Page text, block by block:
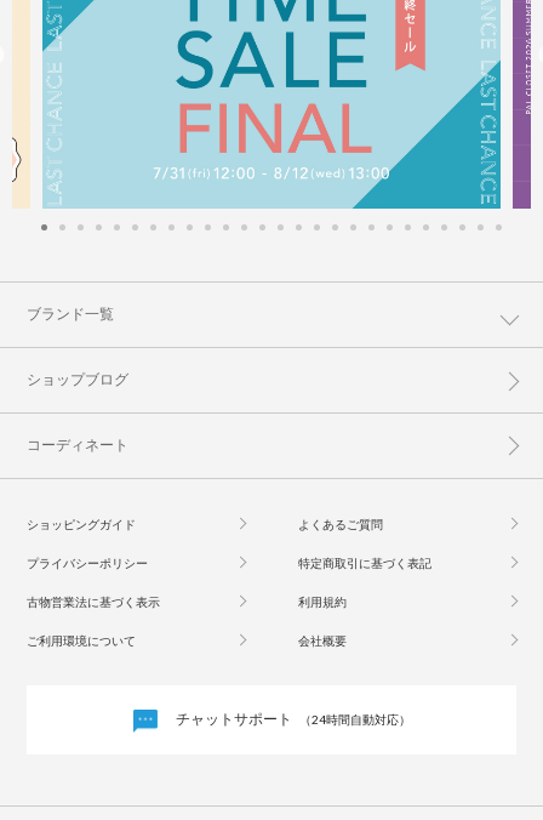
ブランド一覧
ショップブログ
コーディネート
ショッピングガイド よくあるご質問
プライバシーポリシー 特定商取引に基づく表記
古物営業法に基づく表示 利用規約
ご利用環境について 会社概要
チャットサポート （24時間自動対応）